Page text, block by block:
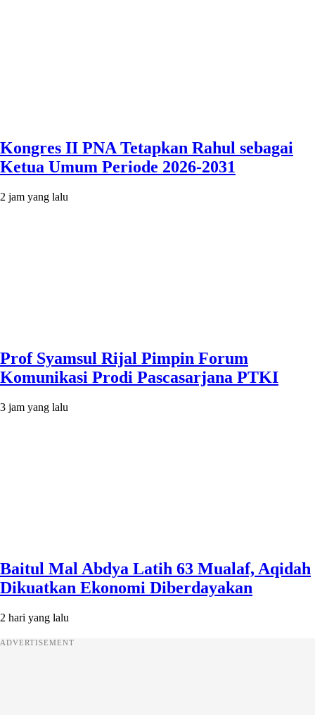
Kongres II PNA Tetapkan Rahul sebagai
Ketua Umum Periode 2026-2031
2 jam yang lalu
Prof Syamsul Rijal Pimpin Forum
Komunikasi Prodi Pascasarjana PTKI
3 jam yang lalu
Baitul Mal Abdya Latih 63 Mualaf, Aqidah
Dikuatkan Ekonomi Diberdayakan
2 hari yang lalu
ADVERTISEMENT